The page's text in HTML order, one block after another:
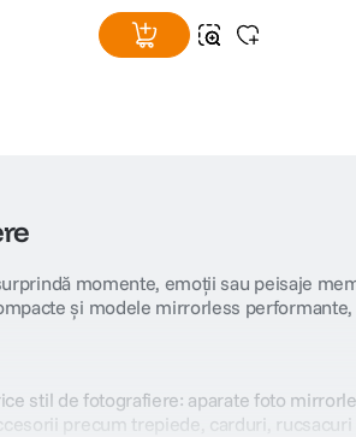
momente, emoții sau peisaje
și modele mirrorless
stil de fotografiere: aparate foto
precum trepiede, carduri,